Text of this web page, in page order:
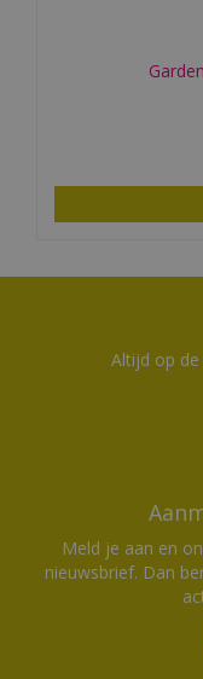
Altijd op
Meld je aan en
nieuwsbrief. Dan